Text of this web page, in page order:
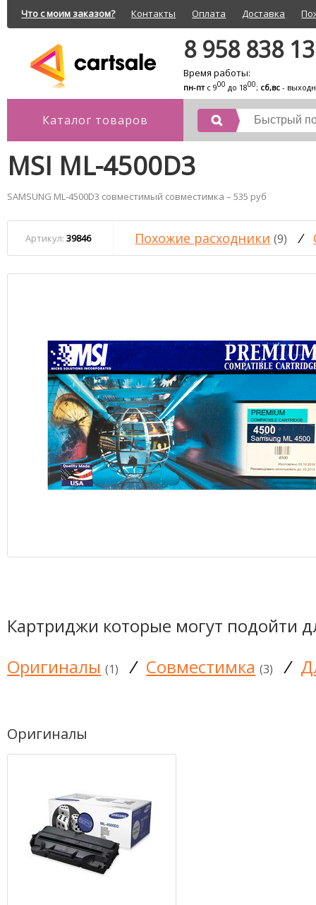
Что с моим заказом? Контакты Оплата Доставка
8 958 838
Время работы:
пн-птс 900 до 1800; сб,вс -
Каталог товаров
MSI ML-4500D3
SAMSUNG ML-4500D3 совместимый совместимка – 535 руб
Артикул: 39846 Похожие расходники (9) /
Картриджи которые могут подойти
Оригиналы (1) / Совместимка (3) /
Оригиналы